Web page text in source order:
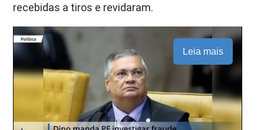
recebidas a tiros e revidaram.
Leia mais